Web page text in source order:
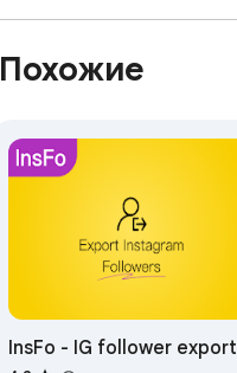
Похожие
InsFo - IG follower export